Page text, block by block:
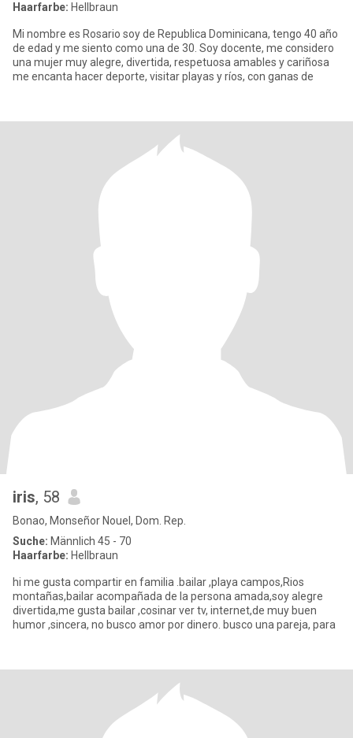
Haarfarbe: Hellbraun
Mi nombre es Rosario soy de Republica Dominicana, tengo 40 año
de edad y me siento como una de 30. Soy docente, me considero
una mujer muy alegre, divertida, respetuosa amables y cariñosa
me encanta hacer deporte, visitar playas y ríos, con ganas de
iris, 58
Bonao, Monseñor Nouel, Dom. Rep.
Suche: Männlich 45 - 70
Haarfarbe: Hellbraun
hi me gusta compartir en familia .bailar ,playa campos,Rios
montañas,bailar acompañada de la persona amada,soy alegre
divertida,me gusta bailar ,cosinar ver tv, internet,de muy buen
humor ,sincera, no busco amor por dinero. busco una pareja, para